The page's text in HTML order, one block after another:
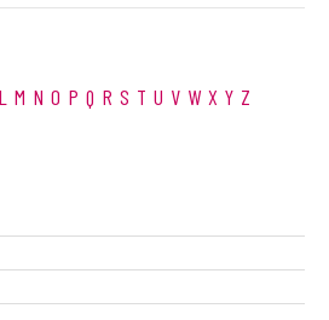
L M N O P Q R S T U V W X Y Z